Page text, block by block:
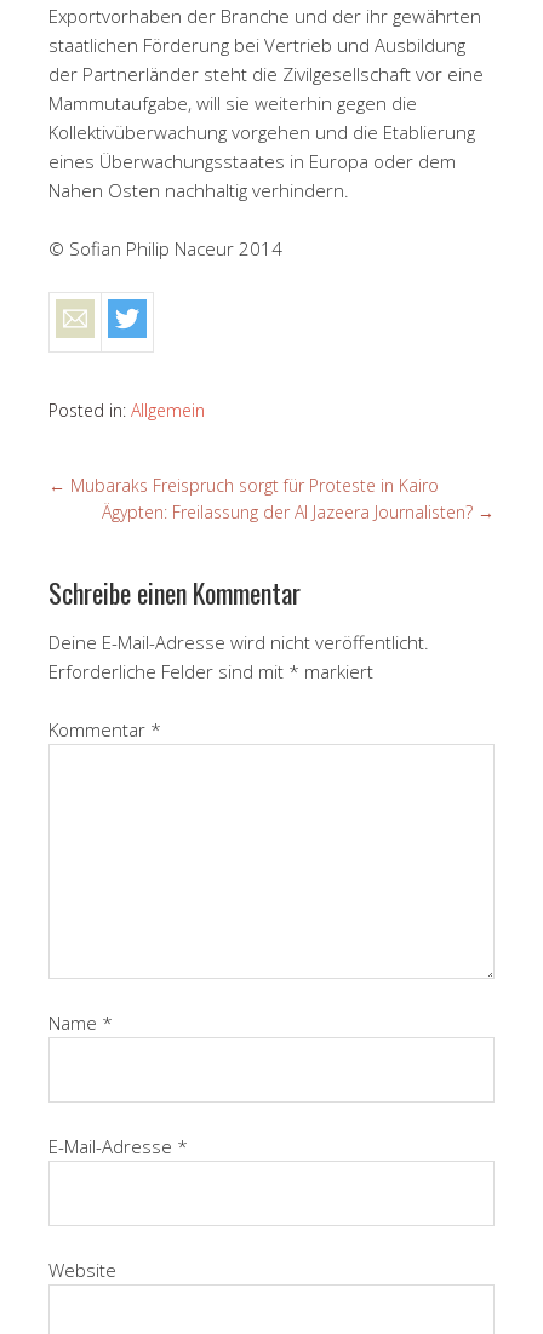
Exportvorhaben der Branche und der ihr gewährten
staatlichen Förderung bei Vertrieb und Ausbildung
der Partnerländer steht die Zivilgesellschaft vor eine
Mammutaufgabe, will sie weiterhin gegen die
Kollektivüberwachung vorgehen und die Etablierung
eines Überwachungsstaates in Europa oder dem
Nahen Osten nachhaltig verhindern.
© Sofian Philip Naceur 2014
Posted in: Allgemein
← Mubaraks Freispruch sorgt für Proteste in Kairo
Ägypten: Freilassung der Al Jazeera Journalisten? →
Schreibe einen Kommentar
Deine E-Mail-Adresse wird nicht veröffentlicht.
Erforderliche Felder sind mit * markiert
Kommentar *
Name *
E-Mail-Adresse *
Website